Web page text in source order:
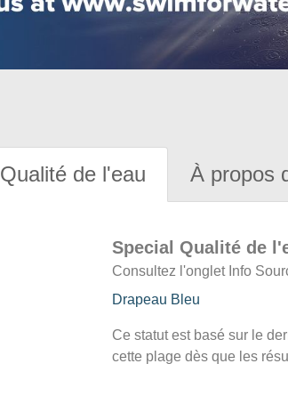
Qualité de l'eau À propos
Special Qualité de
Consultez l'onglet Info
Drapeau Bleu
Ce statut est basé sur le
cette plage dès que les